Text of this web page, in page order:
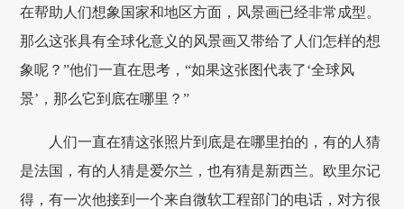
在帮助人们想象国家和地区方面，风景画已经非常成型。
那么这张具有全球化意义的风景画又带给了人们怎样的想
象呢？”他们一直在思考，“如果这张图代表了‘全球风
景’，那么它到底在哪里？”
人们一直在猜这张照片到底是在哪里拍的，有的人猜
是法国，有的人猜是爱尔兰，也有猜是新西兰。欧里尔记
得，有一次他接到一个来自微软工程部门的电话，对方很